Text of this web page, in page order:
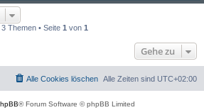
3 Themen • Seite 1 von 1
Gehe zu
Alle Zeiten sind UTC+02:00
Alle Cookies löschen
® Forum Software © phpBB Limited